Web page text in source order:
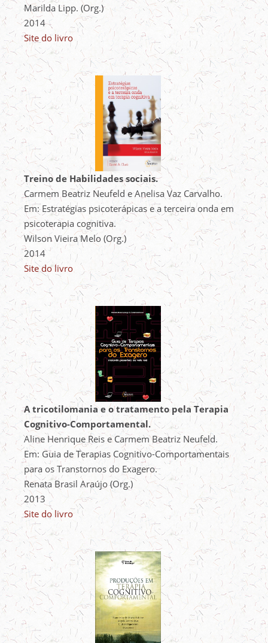
Marilda Lipp. (Org.)
2014
Site do livro
Treino de Habilidades sociais.
Carmem Beatriz Neufeld e Anelisa Vaz Carvalho.
Em: Estratégias psicoterápicas e a terceira onda em
psicoterapia cognitiva.
Wilson Vieira Melo (Org.)
2014
Site do livro
A tricotilomania e o tratamento pela Terapia
Cognitivo-Comportamental.
Aline Henrique Reis e Carmem Beatriz Neufeld.
Em: Guia de Terapias Cognitivo-Comportamentais
para os Transtornos do Exagero.
Renata Brasil Araújo (Org.)
2013
Site do livro